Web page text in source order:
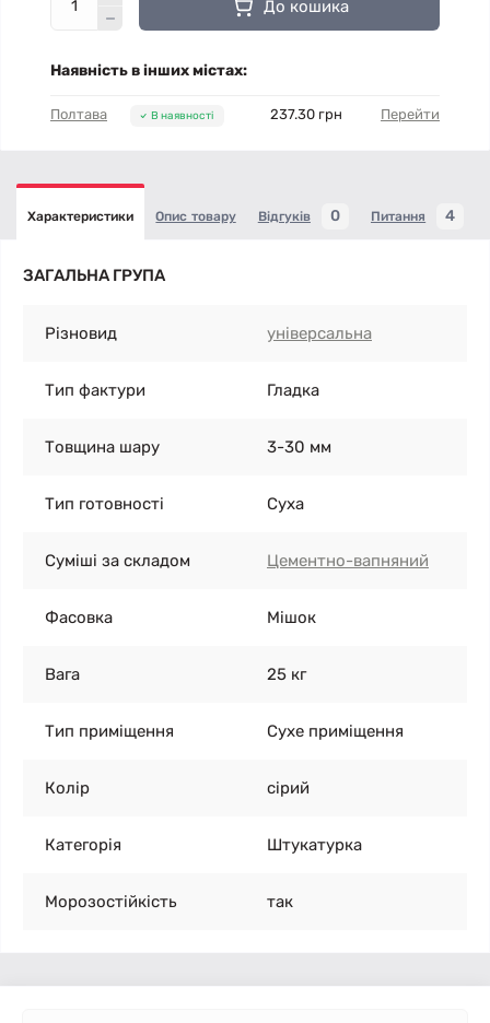
До кошика
Наявність в інших містах:
Полтава В наявності 237.30 грн Перейти
Характеристики Опис товару Відгуків 0 Питання 4
ЗАГАЛЬНА ГРУПА
Різновид універсальна
Тип фактури Гладка
Товщина шару 3-30 мм
Тип готовності Суха
Суміші за складом Цементно-вапняний
Фасовка Мішок
Вага 25 кг
Тип приміщення Сухе приміщення
Колір сірий
Категорія Штукатурка
Морозостійкість так